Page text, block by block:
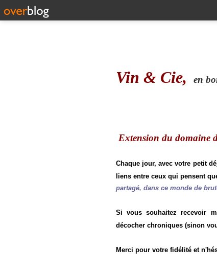
Vin & Cie, en
Extension du domaine
Chaque jour, avec votre petit
liens entre ceux qui pensent
partagé, dans ce monde de
Si vous souhaitez recevoir
décocher chroniques (sinon
Merci pour votre fidélité et